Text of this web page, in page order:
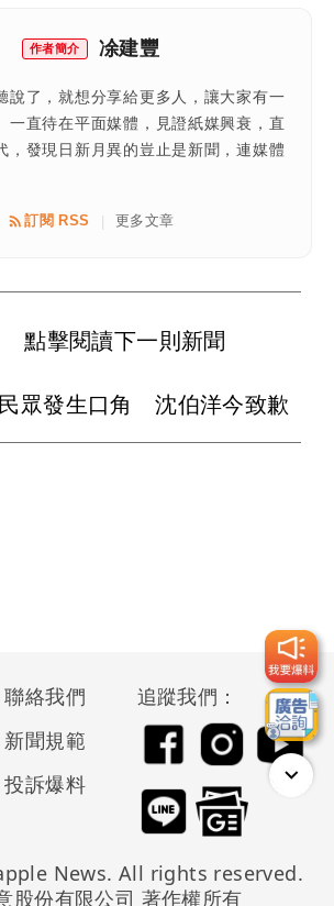
作者簡介 凃建豐
說了，就想分享給更多人，讓大家有一
一直待在平面媒體，見證紙媒興衰，直
，發現日新月異的豈止是新聞，連媒體
訂閱 RSS | 更多文章
點擊閱讀下一則新聞
眾發生口角 沈伯洋今致歉
聯絡我們
新聞規範
投訴爆料
追蹤我們：
News. All rights reserved.
股份有限公司 著作權所有